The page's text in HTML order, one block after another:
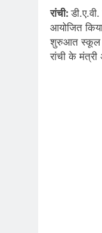
रांची:
आयोजित
शुरुआत स्कूल
रांची के